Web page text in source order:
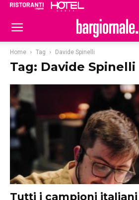
Home Tag Davide Spinelli
Tag: Davide Spinelli
Tutti i campioni italiani